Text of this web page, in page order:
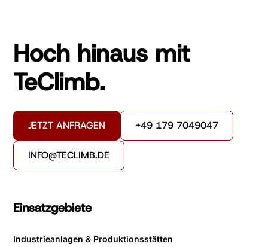
Hoch hinaus mit
TeClimb.
JETZT ANFRAGEN +49 179 7049047
INFO@TECLIMB.DE
Einsatzgebiete
Industrieanlagen & Produktionsstätten